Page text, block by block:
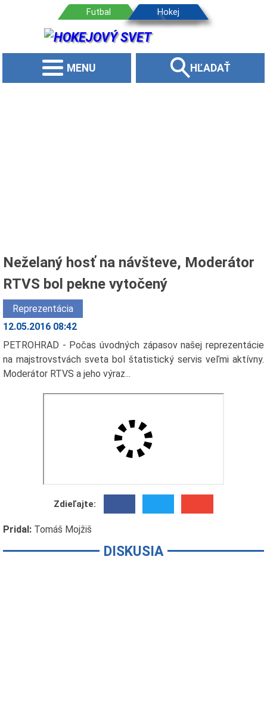
MENU HĽADAŤ
Neželaný hosť na návšteve, Moderátor
RTVS bol pekne vytočený
Reprezentácia
12.05.2016 08:42
PETROHRAD - Počas úvodných zápasov našej reprezentácie
na majstrovstvách sveta bol štatistický servis veľmi aktívny.
Moderátor RTVS a jeho výraz...
Zdieľajte:
Pridal: Tomáš Mojžiš
DISKUSIA